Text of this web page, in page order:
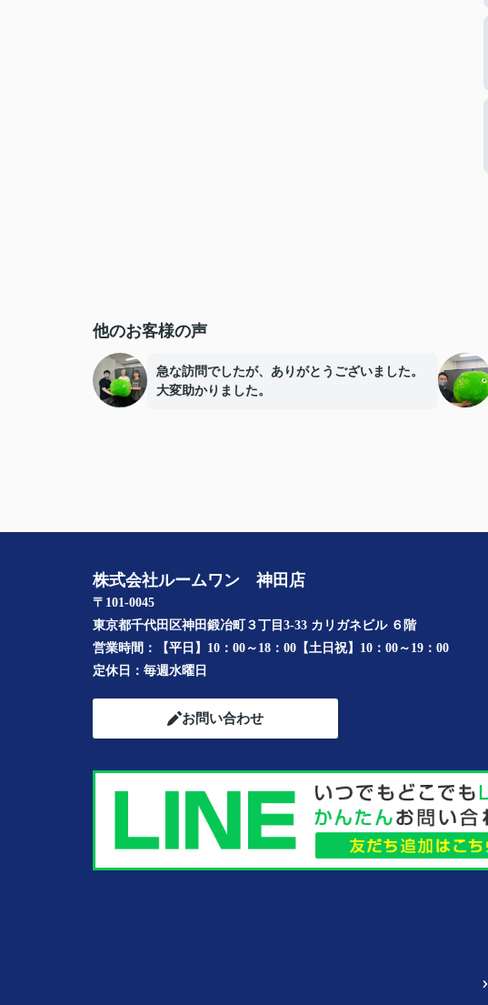
他のお客様の声
急な訪問でしたが、ありがとうございました。
大変助かりました。
株式会社ルームワン 神田店
〒101-0045
東京都千代田区神田鍛冶町３丁目3-33 カリガネビル ６階
営業時間：
【平日】10：00～18：00【土日祝】10：00～19：00
定休日： 毎週水曜日
お問い合わせ